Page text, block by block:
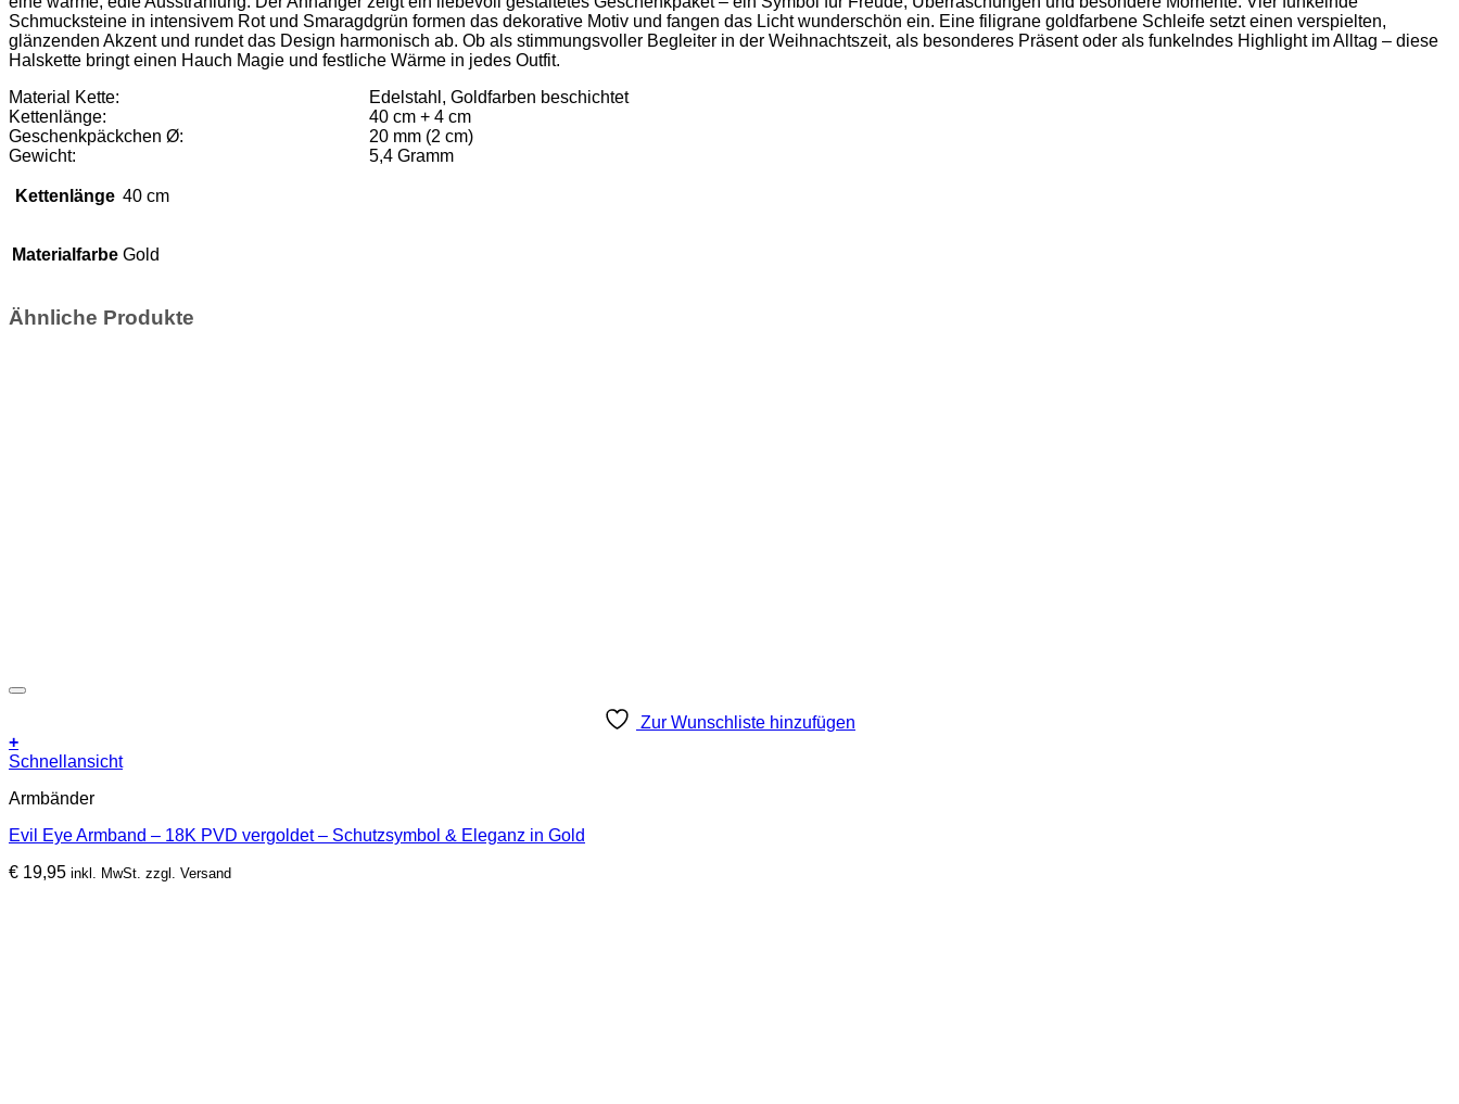
Schmucksteine in intensivem Rot und Smaragdgrün formen das dekorative Motiv und fangen das Licht wunderschön ein. Eine filigrane goldfarbene Schleife setzt einen verspielten,
glänzenden Akzent und rundet das Design harmonisch ab. Ob als stimmungsvoller Begleiter in der Weihnachtszeit, als besonderes Präsent oder als funkelndes Highlight im Alltag – diese
Halskette bringt einen Hauch Magie und festliche Wärme in jedes Outfit.
Material Kette:
Edelstahl, Goldfarben beschichtet
Kettenlänge:
40 cm + 4 cm
Geschenkpäckchen Ø:
20 mm (2 cm)
Gewicht:
5,4 Gramm
Kettenlänge 40 cm
Materialfarbe Gold
Ähnliche Produkte
Zur Wunschliste hinzufügen
+
Schnellansicht
Armbänder
Evil Eye Armband – 18K PVD vergoldet – Schutzsymbol & Eleganz in Gold
€ 19,95 inkl. MwSt. zzgl. Versand